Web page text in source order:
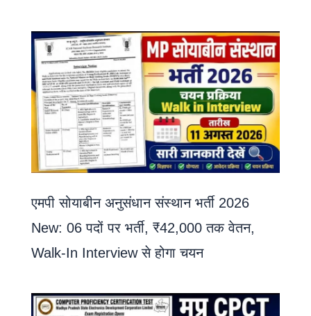
एमपी सोयाबीन अनुसंधान संस्थान भर्ती 2026
New: 06 पदों पर भर्ती, ₹42,000 तक वेतन,
Walk-In Interview से होगा चयन